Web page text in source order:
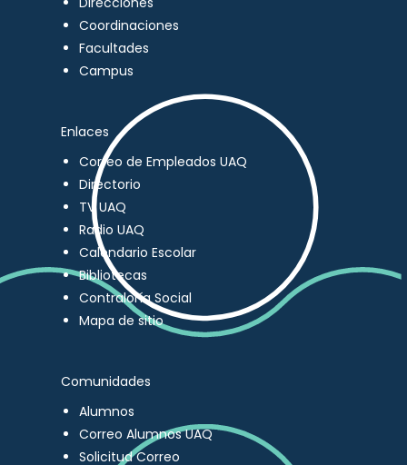
Coordinaciones
Facultades
Campus
Enlaces
Correo de Empleados UAQ
Directorio
TV UAQ
Radio UAQ
Calendario Escolar
Bibliotecas
Contraloría Social
Mapa de sitio
Comunidades
Alumnos
Correo Alumnos UAQ
Solicitud Correo